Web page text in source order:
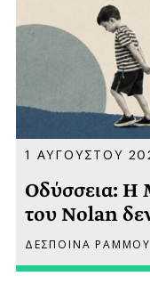
1 ΑΥΓΟΥΣΤΟΥ
Οδύσσεια: Η
του Nolan
ΔΕΣΠΟΙΝΑ ΡΑΜΜΟΥ